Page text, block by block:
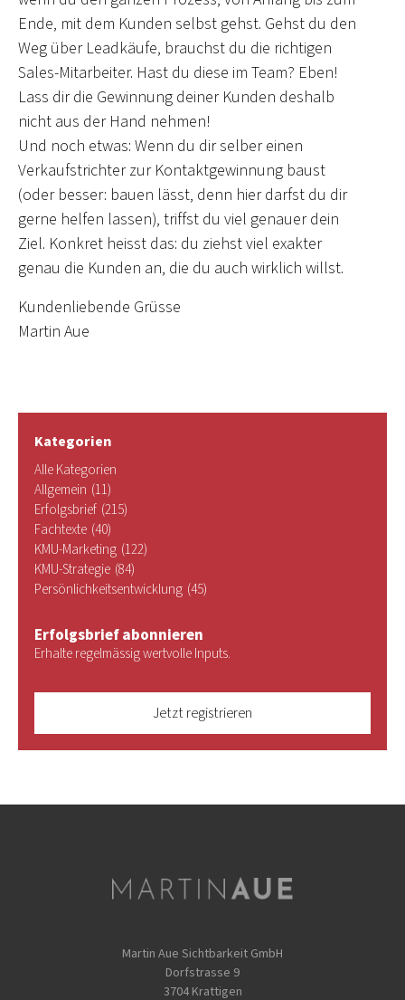
Ende, mit dem Kunden selbst gehst. Gehst du den
Weg über Leadkäufe, brauchst du die richtigen
Sales-Mitarbeiter. Hast du diese im Team? Eben!
Lass dir die Gewinnung deiner Kunden deshalb
nicht aus der Hand nehmen!
Und noch etwas: Wenn du dir selber einen
Verkaufstrichter zur Kontaktgewinnung baust
(oder besser: bauen lässt, denn hier darfst du dir
gerne helfen lassen), triffst du viel genauer dein
Ziel. Konkret heisst das: du ziehst viel exakter
genau die Kunden an, die du auch wirklich willst.
Kundenliebende Grüsse
Martin Aue
Kategorien
Alle Kategorien
Allgemein (11)
Erfolgsbrief (215)
Fachtexte (40)
KMU-Marketing (122)
KMU-Strategie (84)
Persönlichkeitsentwicklung (45)
Erfolgsbrief abonnieren
Erhalte regelmässig wertvolle Inputs.
Jetzt registrieren
Martin Aue Sichtbarkeit GmbH
Dorfstrasse 9
3704 Krattigen